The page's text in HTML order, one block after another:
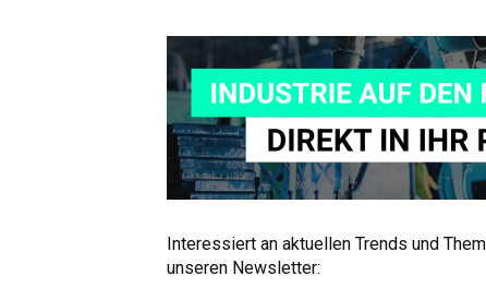
Interessiert an aktuellen Trends und
unseren Newsletter: